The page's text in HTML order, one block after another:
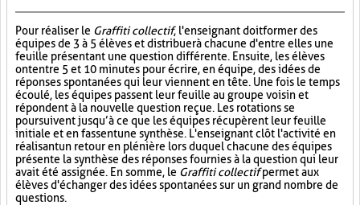
Pour réaliser le Graffiti collectif, l'enseignant doit former des
équipes de 3 à 5 élèves et distribuer à chacune d'entre elles une
feuille présentant une question différente. Ensuite, les élèves
ont entre 5 et 10 minutes pour écrire, en équipe, des idées de
réponses spontanées qui leur viennent en tête. Une fois le temps
écoulé, les équipes passent leur feuille au groupe voisin et
répondent à la nouvelle question reçue. Les rotations se
poursuivent jusqu’à ce que les équipes récupèrent leur feuille
initiale et en fassent une synthèse. L'enseignant clôt l'activité en
réalisant un retour en plénière lors duquel chacune des équipes
présente la synthèse des réponses fournies à la question qui leur
avait été assignée. En somme, le Graffiti collectifpermet aux
élèves d'échanger des idées spontanées sur un grand nombre de
questions.